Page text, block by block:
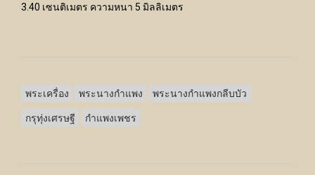
3.40 เซนติเมตร ความหนา 5 มิลลิเมตร
พระเครื่อง พระนางกำแพง พระนางกำแพงกลีบบัว
กรุทุ่งเศรษฐี กำแพงเพชร